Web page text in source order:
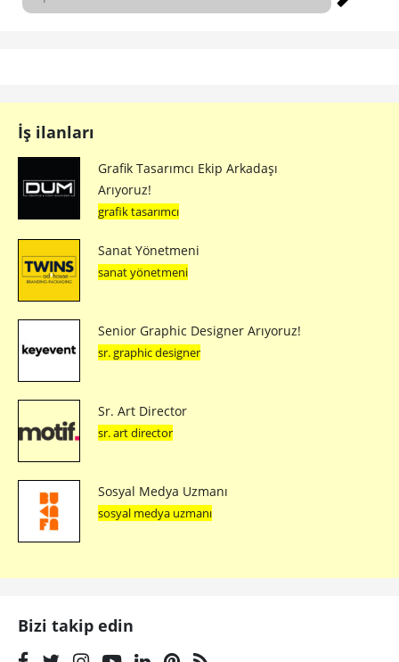
İş ilanları
Grafik Tasarımcı Ekip Arkadaşı
Arıyoruz!
grafik tasarımcı
Sanat Yönetmeni
sanat yönetmeni
Senior Graphic Designer Arıyoruz!
sr. graphic designer
Sr. Art Director
sr. art director
Sosyal Medya Uzmanı
sosyal medya uzmanı
Bizi takip edin